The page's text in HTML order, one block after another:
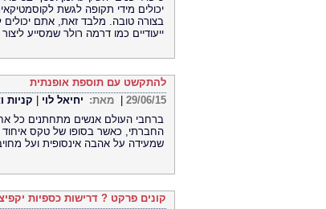
יכולים מידי תקופה לגשת
בצורה טובה. מלבד זאת, אתם יכולים
ייעודיים כמו דרמה רולר שמסייע
להתקשט עם תוספת אופנתית
29/06/15
מאת: יחיאל לוי
קניות
ברחבי העולם אנשים מתחתנים כל
החברתי, כאשר בסופו של טקס איחוד
שמעידה על אהבה אינסופית ועל
קונים פרקט ? דרישות כספיות